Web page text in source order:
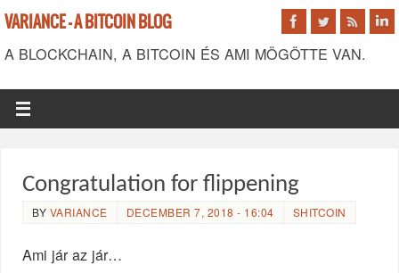
VARIANCE - A BITCOIN BLOG
A BLOCKCHAIN, A BITCOIN ÉS AMI MÖGÖTTE VAN.
Congratulation for flippening
BY VARIANCE DECEMBER 7, 2018 - 16:04 SHITCOIN
Ami jár az jár…